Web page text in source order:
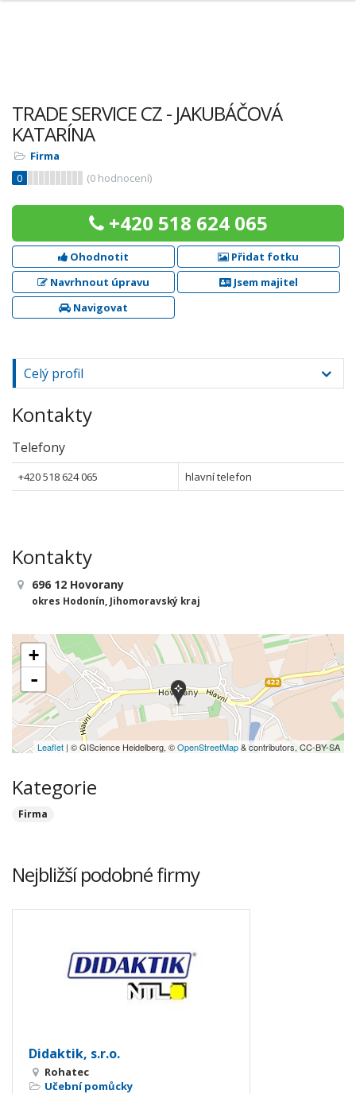
TRADE SERVICE CZ - JAKUBÁČOVÁ
KATARÍNA
Firma
0
(0 hodnocení)
+420 518 624 065
Ohodnotit
Přidat fotku
Navrhnout úpravu
Jsem majitel
Navigovat
Celý profil
Kontakty
Telefony
+420 518 624 065 hlavní telefon
Kontakty
696 12 Hovorany
okres Hodonín, Jihomoravský kraj
+
-
Leaflet | © GIScience Heidelberg, ©OpenStreetMap& contributors, CC-BY-SA
Kategorie
Firma
Nejbližší podobné firmy
Didaktik, s.r.o.
Rohatec
Učební pomůcky